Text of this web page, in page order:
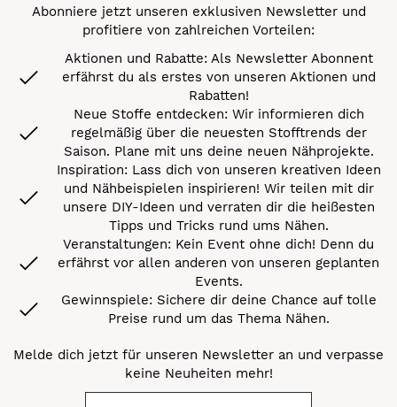
Abonniere jetzt unseren exklusiven Newsletter und
profitiere von zahlreichen Vorteilen:
Aktionen und Rabatte: Als Newsletter Abonnent
erfährst du als erstes von unseren Aktionen und
Rabatten!
Neue Stoffe entdecken: Wir informieren dich
regelmäßig über die neuesten Stofftrends der
Saison. Plane mit uns deine neuen Nähprojekte.
Inspiration: Lass dich von unseren kreativen Ideen
und Nähbeispielen inspirieren! Wir teilen mit dir
unsere DIY-Ideen und verraten dir die heißesten
Tipps und Tricks rund ums Nähen.
Veranstaltungen: Kein Event ohne dich! Denn du
erfährst vor allen anderen von unseren geplanten
Events.
Gewinnspiele: Sichere dir deine Chance auf tolle
Preise rund um das Thema Nähen.
Melde dich jetzt für unseren Newsletter an und verpasse
keine Neuheiten mehr!